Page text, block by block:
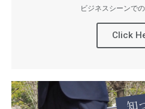
ビジネスシーンで
Click